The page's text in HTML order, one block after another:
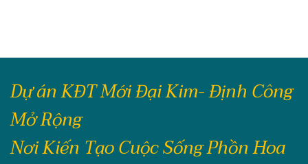
Dự án KĐT Mới Đại Kim- Định Công
Mở Rộng
Nơi Kiến Tạo Cuộc Sống Phồn Hoa